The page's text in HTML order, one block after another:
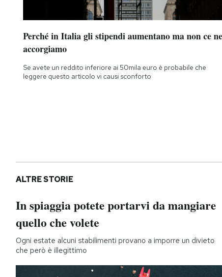
Perché in Italia gli stipendi aumentano ma non ce ne
accorgiamo
Se avete un reddito inferiore ai 50mila euro è probabile che
leggere questo articolo vi causi sconforto
ALTRE STORIE
In spiaggia potete portarvi da mangiare
quello che volete
Ogni estate alcuni stabilimenti provano a imporre un divieto
che però è illegittimo